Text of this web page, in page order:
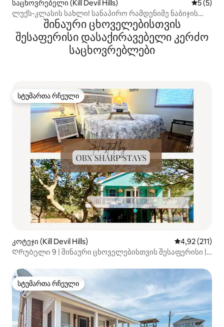
საცხოვრებელი (Kill Devil Hills)
5 (5)
ლუქს‑კლასის სახლი! სანაპირო რამდენიმე ნაბიჯის
მოშორებით — აუზი — შესაძლებელია ძაღლების
წამოყვანა!
შინაური ცხოველებისთვის
შესაფერისი დასაქირავებელი კერძო
საცხოვრებლები
სტუმართა რჩეული
სტუმართა რჩეული
კოტეჯი (Kill Devil Hills) საშუალო
4,92 (211)
Ღრუბელი 9 | შინაური ცხოველებისთვის შესაფერისი |
სტუმართა რჩეული
სტუმართა რჩეული